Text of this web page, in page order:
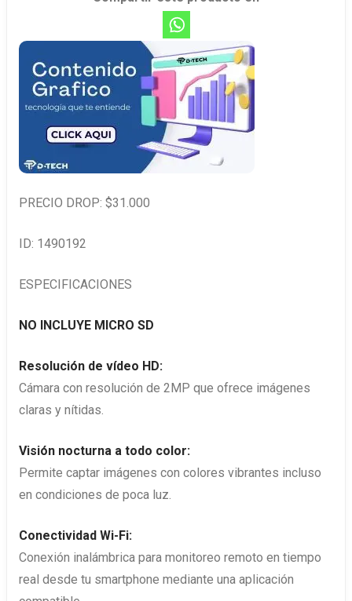
PRECIO DROP: $31.000
ID: 1490192
ESPECIFICACIONES
NO INCLUYE MICRO SD
Resolución de vídeo HD:
Cámara con resolución de 2MP que ofrece imágenes
claras y nítidas.
Visión nocturna a todo color:
Permite captar imágenes con colores vibrantes incluso
en condiciones de poca luz.
Conectividad Wi-Fi:
Conexión inalámbrica para monitoreo remoto en tiempo
real desde tu smartphone mediante una aplicación